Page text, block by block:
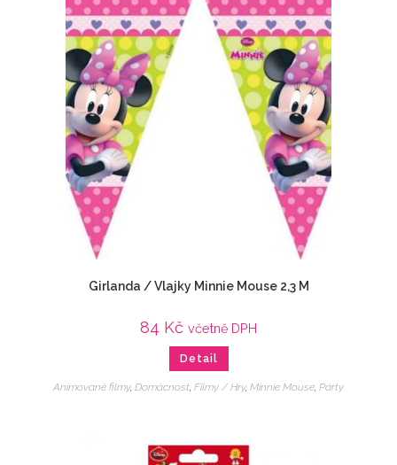
Girlanda / Vlajky Minnie Mouse 2,3 M
84 Kč včetně DPH
Detail
Animované filmy, Domácnost Filmy / Hry, Minnie Mouse Párty